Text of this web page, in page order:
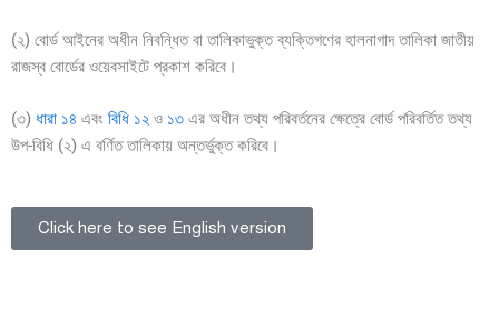
(২) বোর্ড আইনের অধীন নিবন্ধিত বা তালিকাভুক্ত ব্যক্তিগণের হালনাগাদ তালিকা জাতীয়
রাজস্ব বোর্ডের ওয়েবসাইটে প্রকাশ করিবে।
(৩) ধারা ১৪ এবং বিধি ১২ ও ১৩ এর অধীন তথ্য পরিবর্তনের ক্ষেত্রে বোর্ড পরিবর্তিত তথ্য
উপ-বিধি (২) এ বর্ণিত তালিকায় অন্তর্ভুক্ত করিবে।
Click here to see English version